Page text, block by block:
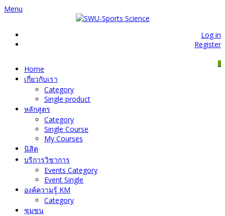
Menu
Log in
Register
0
Home
เกี่ยวกับเรา
Category
Single product
หลักสูตร
Category
Single Course
My Courses
นิสิต
บริการวิชาการ
Events Category
Event Single
องค์ความรู้ KM
Category
ชุมชน